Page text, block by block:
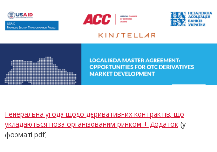
Генеральна угода щодо деривативних контрактів, що
укладаються поза організованим ринком + Додаток (у
форматі pdf)